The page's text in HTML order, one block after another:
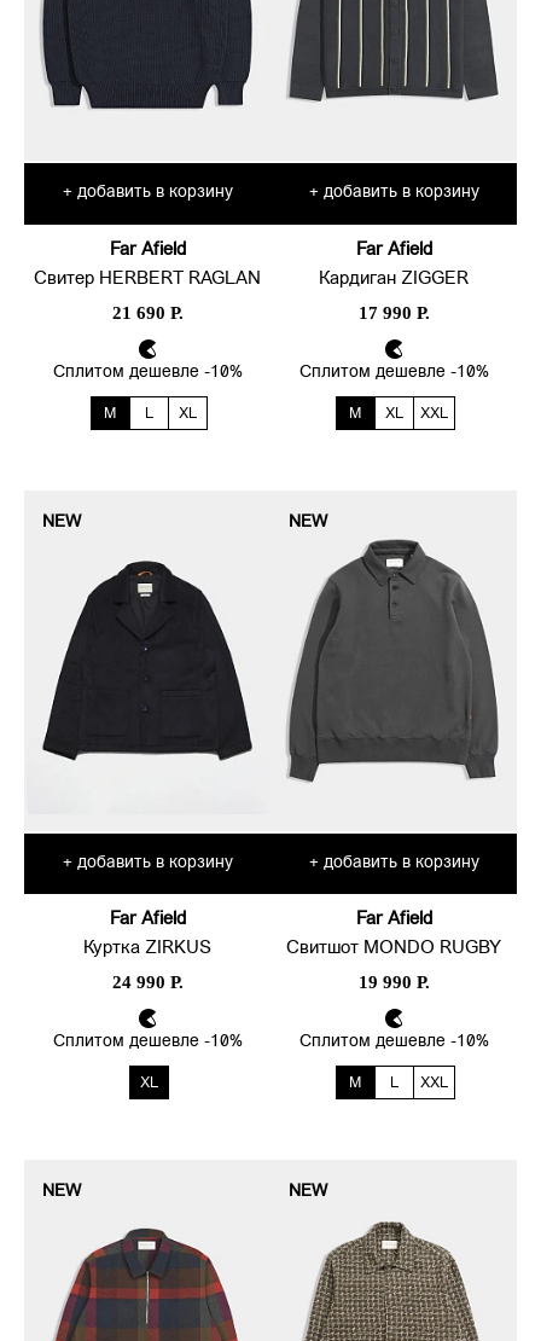
+ добавить в корзину
Far Afield
Свитер HERBERT RAGLAN
21 690 Р.
Сплитом дешевле -10%
M L XL
+ добавить в корзину
Far Afield
Кардиган ZIGGER
17 990 Р.
Сплитом дешевле -10%
M XL XXL
NEW
+ добавить в корзину
Far Afield
Куртка ZIRKUS
24 990 Р.
Сплитом дешевле -10%
XL
NEW
+ добавить в корзину
Far Afield
Свитшот MONDO RUGBY
19 990 Р.
Сплитом дешевле -10%
M L XXL
NEW NEW